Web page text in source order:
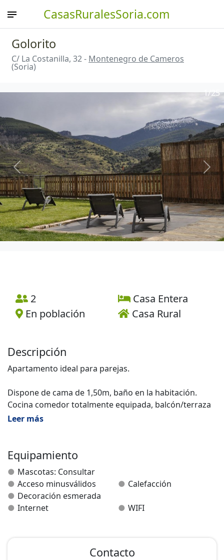
CasasRuralesSoria.com
Golorito
C/ La Costanilla, 32 - Montenegro de Cameros
(Soria)
Anterior
1/25
2
Casa Entera
En población
Casa Rural
Descripción
Apartamento ideal para parejas.
Dispone de cama de 1,50m, baño en la habitación.
Cocina comedor totalmente equipada, balcón/terraza
amplio, aseo. Jardín y asador compartido con casas
pasatiempos. Para los amantes de la bicicleta, tenemos
un espacio acondicionado ya que somos alojamiento
Bikefriendly. Piscina (consultar disponibilidad).
MASCOTAS
Admitimos mascotas, siempre con preaviso y consulta
Leer más
Equipamiento
Mascotas: Consultar
Acceso minusválidos
Calefacción
Decoración esmerada
Internet
WIFI
Contacto